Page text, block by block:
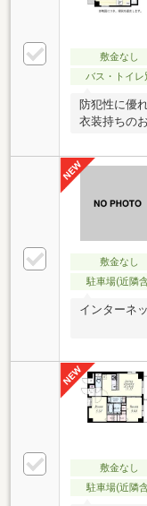
敷金なし
バス・トイレ
防犯性に優
衣装持ちの
敷金なし
駐車場(近隣
インターネ
敷金なし
駐車場(近隣